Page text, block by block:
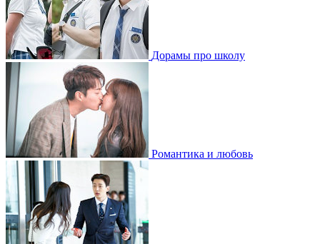
Дорамы про школу
Романтика и любовь